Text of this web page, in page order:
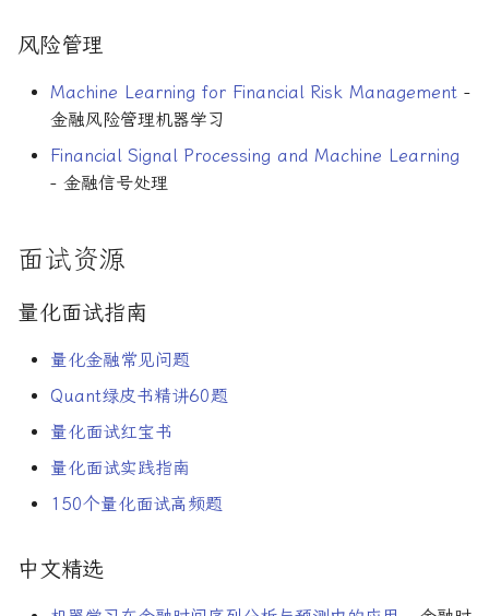
风险管理
Machine Learning for Financial Risk Management -
金融风险管理机器学习
Financial Signal Processing and Machine Learning
- 金融信号处理
面试资源
量化面试指南
量化金融常见问题
Quant绿皮书精讲60题
量化面试红宝书
量化面试实践指南
150个量化面试高频题
中文精选